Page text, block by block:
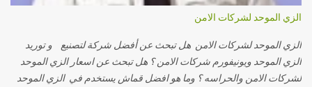
الزي الموحد لشركات الامن
الزي الموحد لشركات الامن هل تبحث عن أفضل شركة لتصنيع و توريد
الزي الموحد ويونيفورم شركات الامن ؟ هل تبحث عن اسعار الزي الموحد
لشركات الامن والحراسه ؟ وما هو افضل قماش يستخدم في الزي الموحد